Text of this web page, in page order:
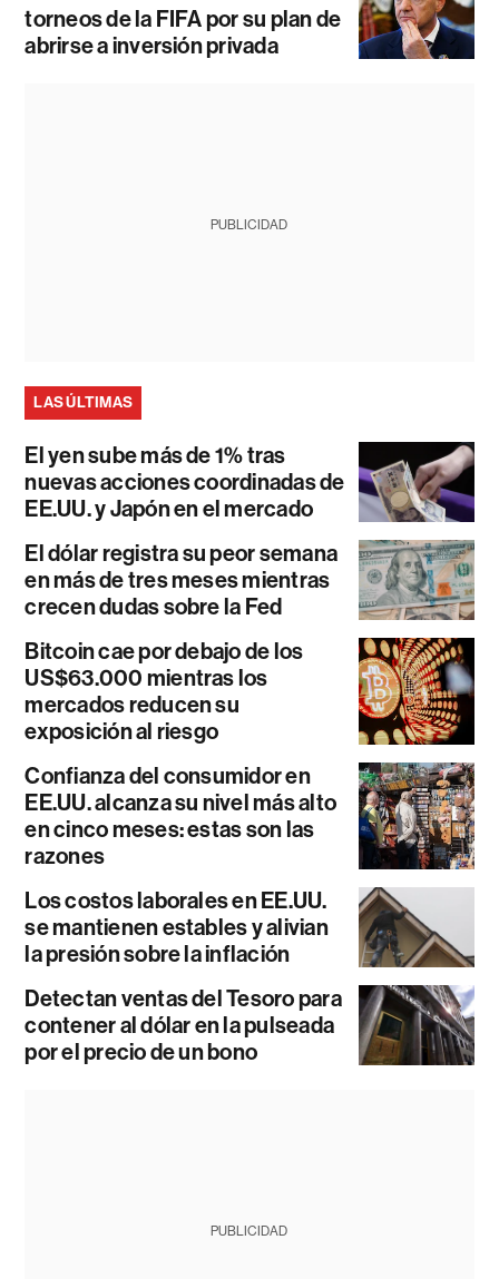
torneos de la FIFA por su plan de
abrirse a inversión privada
PUBLICIDAD
LAS ÚLTIMAS
El yen sube más de 1% tras
nuevas acciones coordinadas de
EE.UU. y Japón en el mercado
El dólar registra su peor semana
en más de tres meses mientras
crecen dudas sobre la Fed
Bitcoin cae por debajo de los
US$63.000 mientras los
mercados reducen su
exposición al riesgo
Confianza del consumidor en
EE.UU. alcanza su nivel más alto
en cinco meses: estas son las
razones
Los costos laborales en EE.UU.
se mantienen estables y alivian
la presión sobre la inflación
Detectan ventas del Tesoro para
contener al dólar en la pulseada
por el precio de un bono
PUBLICIDAD